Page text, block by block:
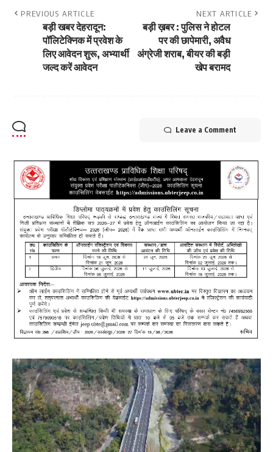
PREVIOUS ARTICLE
बड़ी खबर देहरादून:
पॉलिटेक्निक में प्रवेश के
लिए आवेदन शुरू, अभ्यार्थी
जल्द करें आवेदन
NEXT ARTICLE
बड़ी ख़बर : पुलिस ने होटल
पर की छापेमारी, अवैध
अंग्रेजी शराब, बीयर की बड़ी
खेप बरामद
Leave a Comment